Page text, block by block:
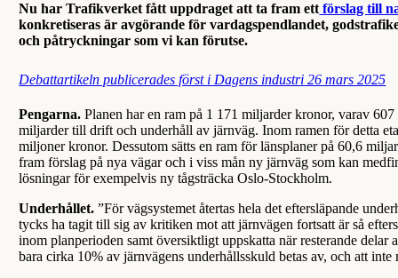
Nu har Trafikverket fått uppdraget att ta fram ett förslag till
konkretiseras är avgörande för vardagspendlandet,
och påtryckningar som vi kan förutse.
Debattartikeln publicerades först i Dagens industri 26 mars 2025
Pengarna. Planen har en ram på 1 171 miljarder kronor, varav
miljarder till drift och underhåll av järnväg. Inom ramen för detta
miljoner kronor. Dessutom sätts en ram för länsplaner på 60,6
fram förslag på nya vägar och i viss mån ny järnväg som kan
lösningar för exempelvis ny tågsträcka Oslo-Stockholm.
Underhållet. ”För vägsystemet återtas hela det eftersläpande
tycks ha tagit till sig av kritiken mot att järnvägen fortsatt är så
inom planperioden samt översiktligt uppskatta när resterande
bara cirka 10% av järnvägens underhållsskuld betas av, och att